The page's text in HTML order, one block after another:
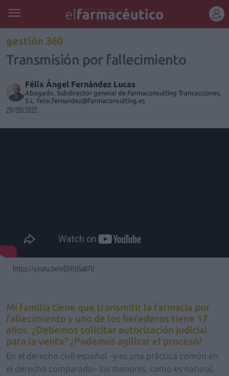
gestión 360
Transmisión por fallecimiento
Félix Ángel Fernández Lucas
Abogado. Subdirector general de Farmaconsulting Transacciones,
S.L. felix.fernandez@farmaconsulting.es
28/09/2022
https://youtu.be/oQXtUj5aA7U
Mi familia tiene que transmitir la farmacia por
fallecimiento y uno de los herederos tiene 17
años. ¿Debemos solicitar autorización judicial
para la venta? ¿Podemos agilizar el proceso?
En el derecho civil español –y es una práctica común en
el derecho comparado– los menores, como es natural,